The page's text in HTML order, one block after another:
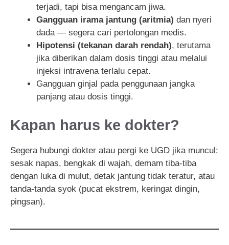
terjadi, tapi bisa mengancam jiwa.
Gangguan irama jantung (aritmia) dan nyeri
dada — segera cari pertolongan medis.
Hipotensi (tekanan darah rendah), terutama
jika diberikan dalam dosis tinggi atau melalui
injeksi intravena terlalu cepat.
Gangguan ginjal pada penggunaan jangka
panjang atau dosis tinggi.
Kapan harus ke dokter?
Segera hubungi dokter atau pergi ke UGD jika muncul:
sesak napas, bengkak di wajah, demam tiba-tiba
dengan luka di mulut, detak jantung tidak teratur, atau
tanda-tanda syok (pucat ekstrem, keringat dingin,
pingsan).